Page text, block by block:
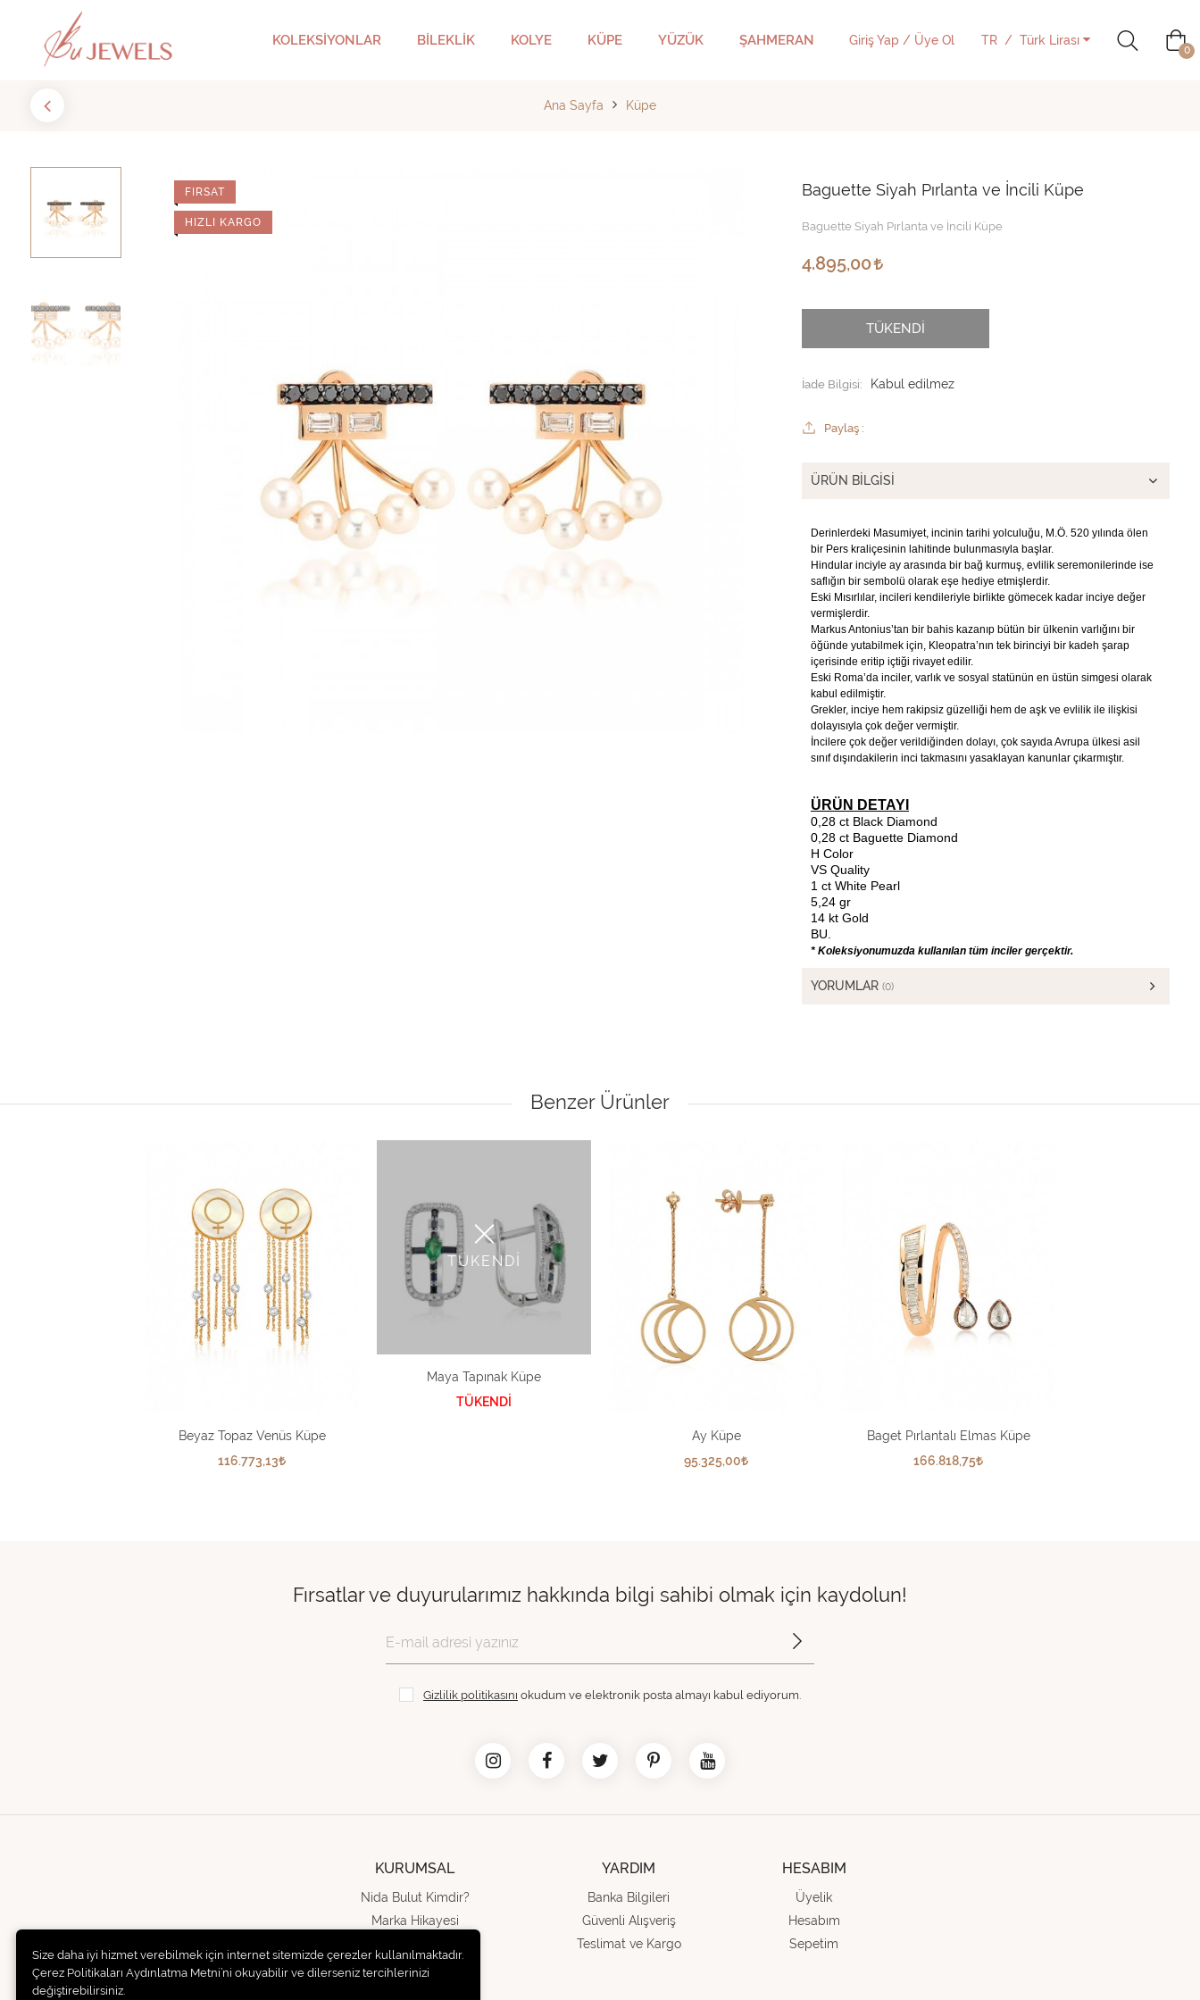
KOLEKSİYONLAR BİLEKLİK KOLYE KÜPE YÜZÜK ŞAHMERAN Giriş Yap / Üye Ol TR Türk Lirası
0
Ana Sayfa Küpe
FIRSAT
HIZLI KARGO
Baguette Siyah Pırlanta ve İncili Küpe
Baguette Siyah Pırlanta ve İncili Küpe
4.895,00
TÜKENDİ
İade Bilgisi:
Paylaş :
ÜRÜN BILGISI
Derinlerdeki Masumiyet, incinin tarihi yolculuğu, M.Ö. 520 yılında ölen
bir Pers kraliçesinin lahitinde bulunmasıyla başlar.
Hindular inciyle ay arasında bir bağ kurmuş, evlilik seremonilerinde ise
saflığın bir sembolü olarak eşe hediye etmişlerdir.
Eski Mısırlılar, incileri kendileriyle birlikte gömecek kadar inciye değer
vermişlerdir.
Markus Antonius’tan bir bahis kazanıp bütün bir ülkenin varlığını bir
öğünde yutabilmek için, Kleopatra’nın tek birinciyi bir kadeh şarap
içerisinde eritip içtiği rivayet edilir.
Eski Roma’da inciler, varlık ve sosyal statünün en üstün simgesi olarak
kabul edilmiştir.
Grekler, inciye hem rakipsiz güzelliği hem de aşk ve evlilik ile ilişkisi
dolayısıyla çok değer vermiştir.
İncilere çok değer verildiğinden dolayı, çok sayıda Avrupa ülkesi asil
sınıf dışındakilerin inci takmasını yasaklayan kanunlar çıkarmıştır.
ÜRÜN DETAYI
0,28 ct Black Diamond
0,28 ct Baguette Diamond
H Color
VS Quality
1 ct White Pearl
5,24 gr
14 kt Gold
BU.
* Koleksiyonumuzda kullanılan tüm inciler gerçektir.
YORUMLAR (0)
Benzer Ürünler
Beyaz Topaz Venüs Küpe
116.773,13
TÜKENDİ
Maya Tapınak Küpe
TÜKENDİ
Ay Küpe
95.325,00
Baget Pırlantalı Elmas Küpe
166.818,75
Fırsatlar ve duyurularımız hakkında bilgi sahibi olmak için kaydolun!
Gizlilik politikasını okudum ve elektronik posta almayı kabul ediyorum.
KURUMSAL
Nida Bulut Kimdir?
Marka Hikayesi
İletişim
YARDIM
Banka Bilgileri
Güvenli Alışveriş
Teslimat ve Kargo
HESABIM
Üyelik
Hesabım
Sepetim
Size daha iyi hizmet verebilmek için internet sitemizde çerezler kullanılmaktadır.
Çerez Politikaları Aydınlatma Metni’ni okuyabilir ve dilerseniz tercihlerinizi
değiştirebilirsiniz.